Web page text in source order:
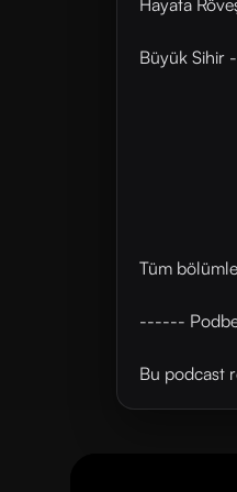
Hayata
Büyük Sihir
Tüm
------
Bu podcast